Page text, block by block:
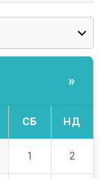
»
СБ НД
1 2